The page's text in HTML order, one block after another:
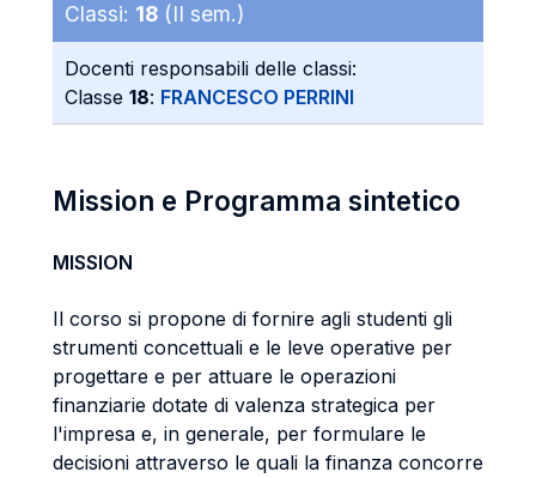
Classi: 18 (II sem.)
Docenti responsabili delle classi:
Classe 18: FRANCESCO PERRINI
Mission e Programma sintetico
MISSION
Il corso si propone di fornire agli studenti gli
strumenti concettuali e le leve operative per
progettare e per attuare le operazioni
finanziarie dotate di valenza strategica per
l'impresa e, in generale, per formulare le
decisioni attraverso le quali la finanza concorre